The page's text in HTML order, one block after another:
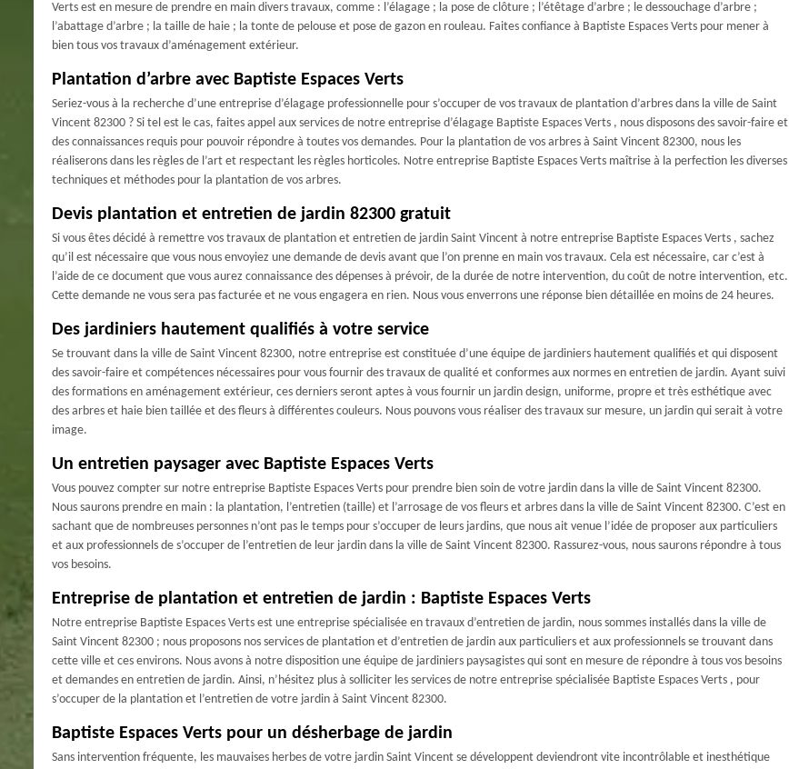
Verts est en mesure de prendre en main divers travaux, comme : l’élagage ; la pose de clôture ; l’étêtage d’arbre ; le dessouchage d’arbre ;
l’abattage d’arbre ; la taille de haie ; la tonte de pelouse et pose de gazon en rouleau. Faites confiance à Baptiste Espaces Verts pour mener à
bien tous vos travaux d’aménagement extérieur.
Plantation d’arbre avec Baptiste Espaces Verts
Seriez-vous à la recherche d’une entreprise d’élagage professionnelle pour s’occuper de vos travaux de plantation d’arbres dans la ville de Saint
Vincent 82300 ? Si tel est le cas, faites appel aux services de notre entreprise d’élagage Baptiste Espaces Verts , nous disposons des savoir-faire et
des connaissances requis pour pouvoir répondre à toutes vos demandes. Pour la plantation de vos arbres à Saint Vincent 82300, nous les
réaliserons dans les règles de l’art et respectant les règles horticoles. Notre entreprise Baptiste Espaces Verts maîtrise à la perfection les diverses
techniques et méthodes pour la plantation de vos arbres.
Devis plantation et entretien de jardin 82300 gratuit
Si vous êtes décidé à remettre vos travaux de plantation et entretien de jardin Saint Vincent à notre entreprise Baptiste Espaces Verts , sachez
qu’il est nécessaire que vous nous envoyiez une demande de devis avant que l’on prenne en main vos travaux. Cela est nécessaire, car c’est à
l’aide de ce document que vous aurez connaissance des dépenses à prévoir, de la durée de notre intervention, du coût de notre intervention, etc.
Cette demande ne vous sera pas facturée et ne vous engagera en rien. Nous vous enverrons une réponse bien détaillée en moins de 24 heures.
Des jardiniers hautement qualifiés à votre service
Se trouvant dans la ville de Saint Vincent 82300, notre entreprise est constituée d’une équipe de jardiniers hautement qualifiés et qui disposent
des savoir-faire et compétences nécessaires pour vous fournir des travaux de qualité et conformes aux normes en entretien de jardin. Ayant suivi
des formations en aménagement extérieur, ces derniers seront aptes à vous fournir un jardin design, uniforme, propre et très esthétique avec
des arbres et haie bien taillée et des fleurs à différentes couleurs. Nous pouvons vous réaliser des travaux sur mesure, un jardin qui serait à votre
image.
Un entretien paysager avec Baptiste Espaces Verts
Vous pouvez compter sur notre entreprise Baptiste Espaces Verts pour prendre bien soin de votre jardin dans la ville de Saint Vincent 82300.
Nous saurons prendre en main : la plantation, l’entretien (taille) et l’arrosage de vos fleurs et arbres dans la ville de Saint Vincent 82300. C’est en
sachant que de nombreuses personnes n’ont pas le temps pour s’occuper de leurs jardins, que nous ait venue l’idée de proposer aux particuliers
et aux professionnels de s’occuper de l’entretien de leur jardin dans la ville de Saint Vincent 82300. Rassurez-vous, nous saurons répondre à tous
vos besoins.
Entreprise de plantation et entretien de jardin : Baptiste Espaces Verts
Notre entreprise Baptiste Espaces Verts est une entreprise spécialisée en travaux d’entretien de jardin, nous sommes installés dans la ville de
Saint Vincent 82300 ; nous proposons nos services de plantation et d’entretien de jardin aux particuliers et aux professionnels se trouvant dans
cette ville et ces environs. Nous avons à notre disposition une équipe de jardiniers paysagistes qui sont en mesure de répondre à tous vos besoins
et demandes en entretien de jardin. Ainsi, n’hésitez plus à solliciter les services de notre entreprise spécialisée Baptiste Espaces Verts , pour
s’occuper de la plantation et l’entretien de votre jardin à Saint Vincent 82300.
Baptiste Espaces Verts pour un désherbage de jardin
Sans intervention fréquente, les mauvaises herbes de votre jardin Saint Vincent se développent deviendront vite incontrôlable et inesthétique